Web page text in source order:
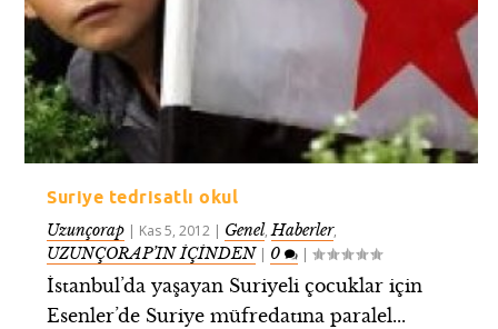
Suriye tedrisatlı okul
Uzunçorap
Kas 5, 2012 Genel,Haberler,
UZUNÇORAP’IN İÇİNDEN 0 |
İstanbul’da yaşayan Suriyeli çocuklar için
Esenler’de Suriye müfredatına paralel...